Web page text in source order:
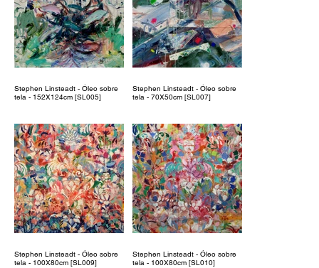
Stephen Linsteadt - Óleo sobre
tela - 152X124cm [SL005]
Stephen Linsteadt - Óleo sobre
tela - 70X50cm [SL007]
Stephen Linsteadt - Óleo sobre
tela - 100X80cm [SL009]
Stephen Linsteadt - Óleo sobre
tela - 100X80cm [SL010]